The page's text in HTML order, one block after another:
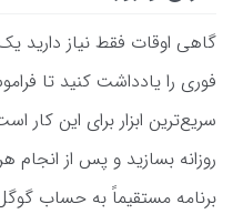
گاهی اوقات فقط نیاز دارید
فوری را یادداشت کنید تا
سریع‌ترین ابزار برای این
روزانه بسازید و پس از
برنامه مستقیماً به حساب